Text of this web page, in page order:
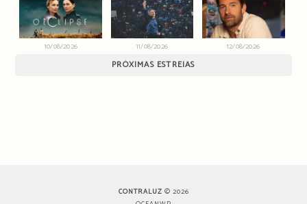
10/08/2026 11/08/2026 12/08/2026
PRÓXIMAS ESTREIAS
CONTRALUZ © 2026